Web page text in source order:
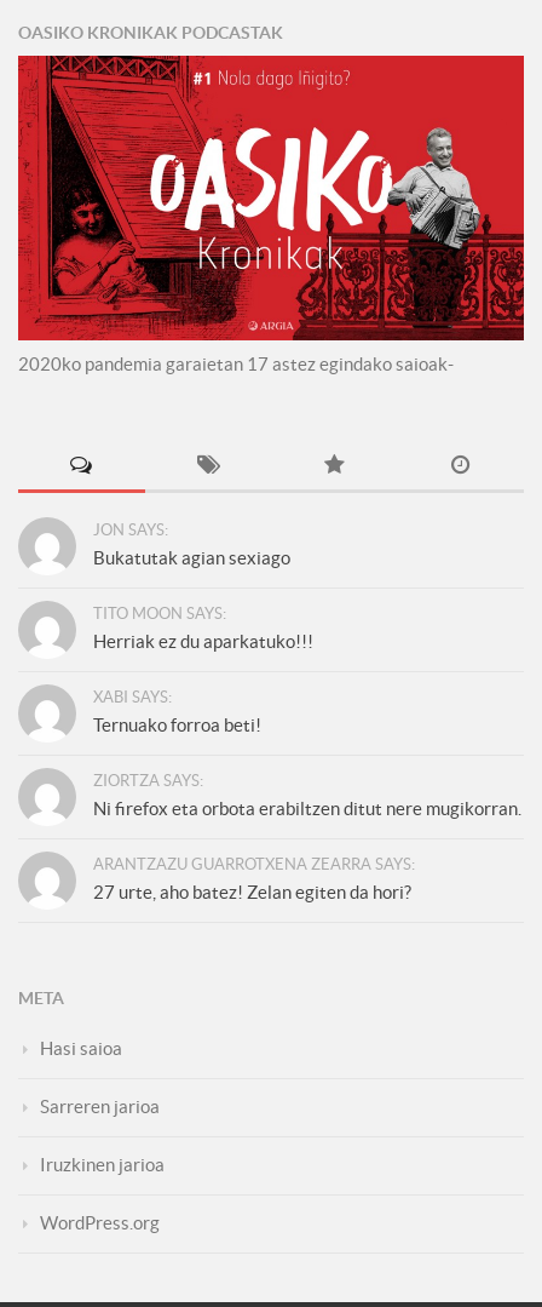
OASIKO KRONIKAK PODCASTAK
2020ko pandemia garaietan 17 astez egindako saioak-
JON SAYS:
Bukatutak agian sexiago
TITO MOON SAYS:
Herriak ez du aparkatuko!!!
XABI SAYS:
Ternuako forroa beti!
ZIORTZA SAYS:
Ni firefox eta orbota erabiltzen ditut nere mugikorran.
ARANTZAZU GUARROTXENA ZEARRA SAYS:
27 urte, aho batez! Zelan egiten da hori?
META
Hasi saioa
Sarreren jarioa
Iruzkinen jarioa
WordPress.org